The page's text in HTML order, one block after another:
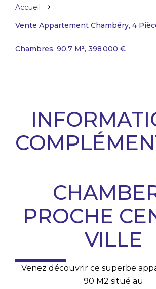
Accueil
Vente Appartement Chambéry, 4
Chambres, 90.7 M², 398 000 €
PROCHE
VILLE
Venez découvrir ce superbe
90 M2 situé au